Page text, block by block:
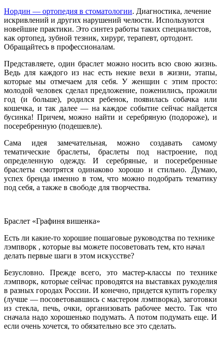
Нордин — ортопедия в стоматологии. Диагностика, лечение
искривлений и других нарушений челюсти. Используются
новейшие практики. Это синтез работы таких специалистов,
как ортопед, зубной тезник, хирург, терапевт, ортодонт.
Обращайтесь в профессионалам.
Представляете, один браслет можно носить всю свою жизнь.
Ведь для каждого из нас есть некие вехи в жизни, этапы,
которые мы отмечаем для себя. У женщин с этим просто:
молодой человек сделал предложение, поженились, прожили
год (и больше), родился ребенок, появилась собачка или
кошечка, и так далее — на каждое событие сейчас найдется
бусинка! Причем, можно найти и серебряную (подороже), и
посеребренную (подешевле).
Сама идея замечательная, можно создавать самому
тематические браслеты, браслеты под настроение, под
определенную одежду. И серебряные, и посеребренные
браслеты смотрятся одинаково хорошо и стильно. Думаю,
успех бренда именно в том, что можно подобрать тематику
под себя, а также в свободе для творчества.
Браслет «Графиня вишенка»
Есть ли какие-то хорошие пошаговые руководства по технике
лэмпворк , которые вы можете посоветовать тем, кто начал
делать первые шаги в этом искусстве?
Безусловно. Прежде всего, это мастер-классы по технике
лэмпворк, которые сейчас проводятся на выставках рукоделия
в разных городах России. И конечно, придется купить горелку
(лучше — посоветовавшись с мастером лэмпворка), заготовки
из стекла, печь, очки, организовать рабочее место. Так что
сначала надо хорошенько подумать. А потом подумать еще. И
если очень хочется, то обязательно все это сделать.